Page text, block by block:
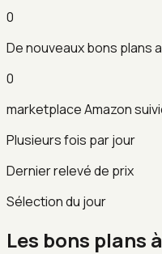
0
De nouveaux bons plans
0
marketplace Amazon
Plusieurs fois par jour
Dernier relevé de prix
Sélection du jour
Les bons plans